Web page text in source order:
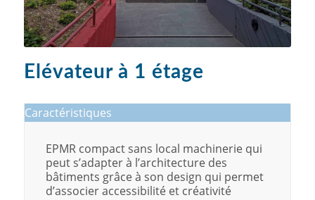
Elévateur à 1 étage
Caractéristiques
EPMR compact sans local machinerie qui
peut s’adapter à l’architecture des
bâtiments grâce à son design qui permet
d’associer accessibilité et créativité